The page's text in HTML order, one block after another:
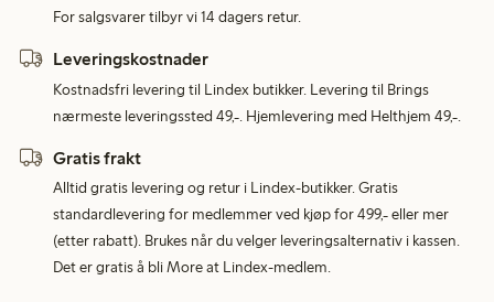
For salgsvarer tilbyr vi 14 dagers retur.
Leveringskostnader
Kostnadsfri levering til Lindex butikker. Levering til Brings
nærmeste leveringssted 49,-. Hjemlevering med Helthjem 49,-.
Gratis frakt
Alltid gratis levering og retur i Lindex-butikker. Gratis
standardlevering for medlemmer ved kjøp for 499,- eller mer
(etter rabatt). Brukes når du velger leveringsalternativ i kassen.
Det er gratis å bli More at Lindex-medlem.